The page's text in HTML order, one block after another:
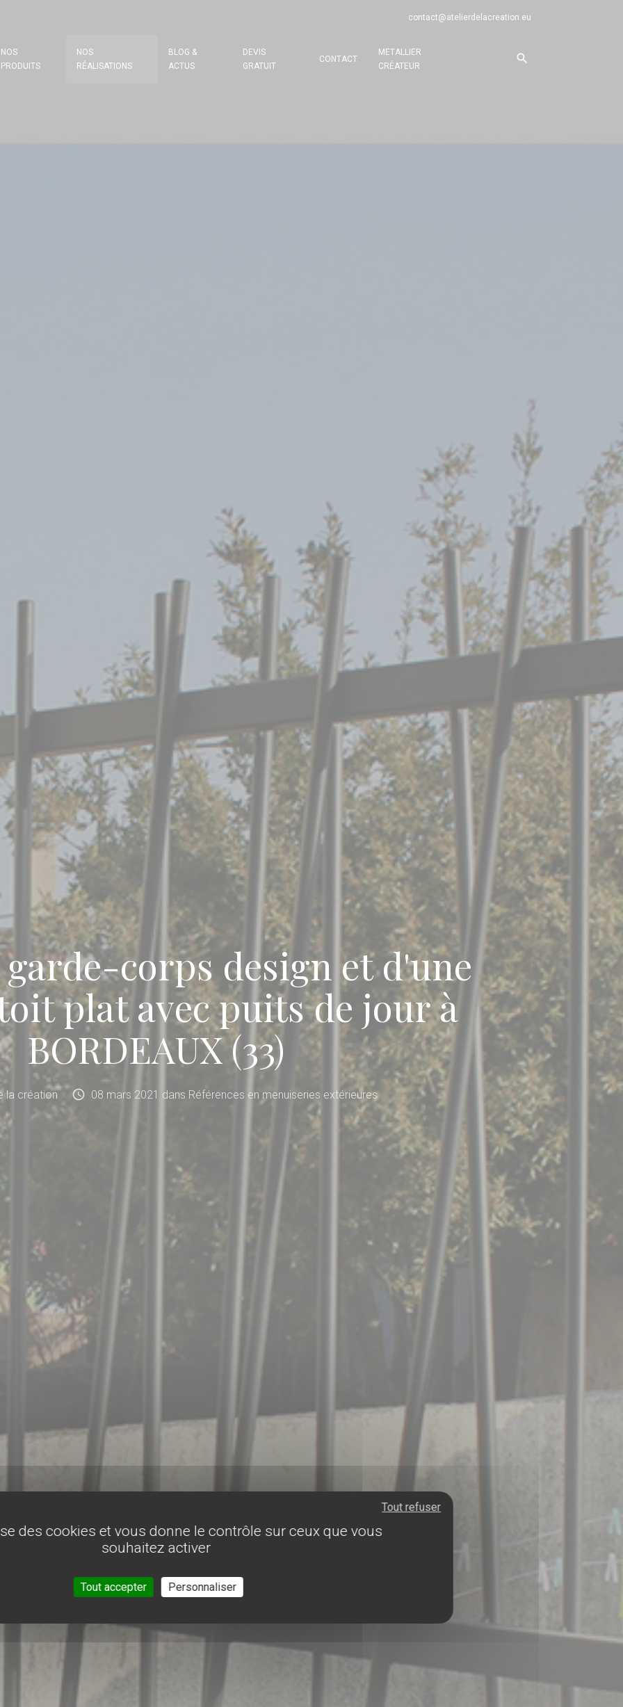
contact@atelierdelacreation.eu
NOS
PRODUITS
NOS
RÉALISATIONS
BLOG &
ACTUS
DEVIS
GRATUIT
CONTACT
METALLIER
CRÉATEUR
garde-corps design et d'une
plat avec puits de jour à
BORDEAUX (33)
la création schedule 08 mars 2021 dans Références en menuiseries extérieures
des cookies et vous donne le contrôle sur ceux que vous
souhaitez activer
Tout accepter
Tout refuser
Personnaliser